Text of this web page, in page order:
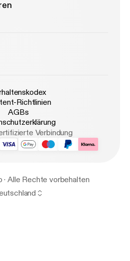
Richtlinien
AGBs
Verbindung
Alle Rechte vorbehalten